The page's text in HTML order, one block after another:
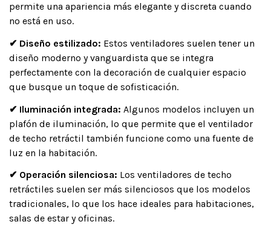
permite una apariencia más elegante y discreta cuando
no está en uso.
✔ Diseño estilizado: Estos ventiladores suelen tener un
diseño moderno y vanguardista que se integra
perfectamente con la decoración de cualquier espacio
que busque un toque de sofisticación.
✔ Iluminación integrada: Algunos modelos incluyen un
plafón de iluminación, lo que permite que el ventilador
de techo retráctil también funcione como una fuente de
luz en la habitación.
✔ Operación silenciosa: Los ventiladores de techo
retráctiles suelen ser más silenciosos que los modelos
tradicionales, lo que los hace ideales para habitaciones,
salas de estar y oficinas.